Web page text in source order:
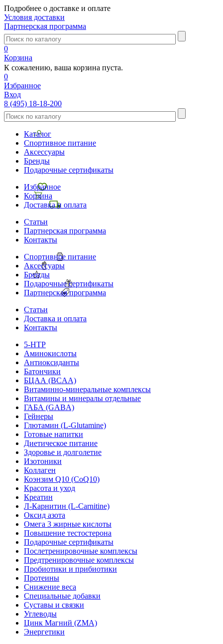
Подробнее о доставке и оплате
Условия доставки
Партнерская программа
0
Корзина
К сожалению, ваша корзина пуста.
0
Избранное
Вход
8 (495) 18-18-200
Каталог
Спортивное питание
Аксессуары
Бренды
Подарочные сертификаты
Избранное
Корзина
Доставка и оплата
Статьи
Партнерская программа
Контакты
Спортивное питание
Аксессуары
Бренды
Подарочные сертификаты
Партнерская программа
Статьи
Доставка и оплата
Контакты
5-HTP
Аминокислоты
Антиоксиданты
Батончики
БЦАА (BCAA)
Витаминно-минеральные комплексы
Витамины и минералы отдельные
ГАБА (GABA)
Гейнеры
Глютамин (L-Glutamine)
Готовые напитки
Диетическое питание
Здоровье и долголетие
Изотоники
Коллаген
Коэнзим Q10 (CoQ10)
Красота и уход
Креатин
Л-Карнитин (L-Сarnitine)
Оксид азота
Омега 3 жирные кислоты
Повышение тестостерона
Подарочные сертификаты
Послетренировочные комплексы
Предтренировочные комплексы
Пробиотики и прибиотики
Протеины
Снижение веса
Специальные добавки
Суставы и связки
Углеводы
Цинк Магний (ZMA)
Энергетики